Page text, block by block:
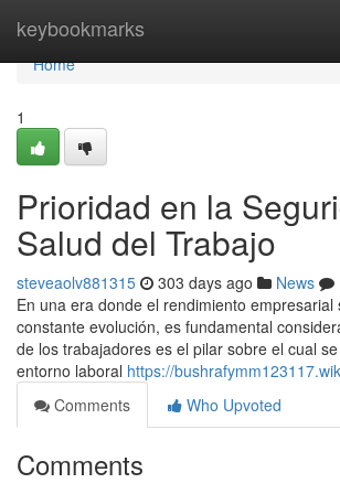
keybookmarks
Home
Home
1
Prioridad en la
Salud del Trabajo
steveaolv881315 303 days ago News
En una era donde el rendimiento empresarial
constante evolución, es fundamental
de los trabajadores es el pilar sobre el cual
entorno laboral https://
Comments
Who Upvoted
Comments